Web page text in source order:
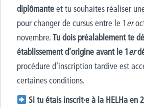
diplômanteet tu souhaites réaliser
pour changer de cursus entre le 1er
novembre.Tu dois préalablement te
établissement d’origine avant le 1er
procédure d’inscription tardive est
certaines conditions.
Si tu étais inscrit·e à la HELHa en